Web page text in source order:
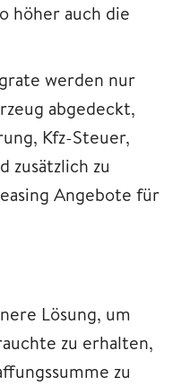
höher auch die
werden nur
abgedeckt,
Kfz-Steuer,
zusätzlich zu
Angebote für
Lösung, um
zu erhalten,
zu